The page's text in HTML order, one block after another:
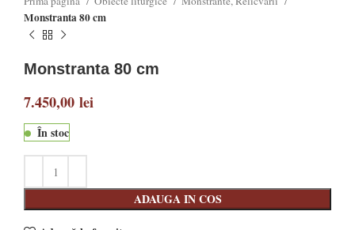
Monstranta 80 cm
Monstranta 80 cm
7.450,00 lei
În stoc
ADAUGA IN COS